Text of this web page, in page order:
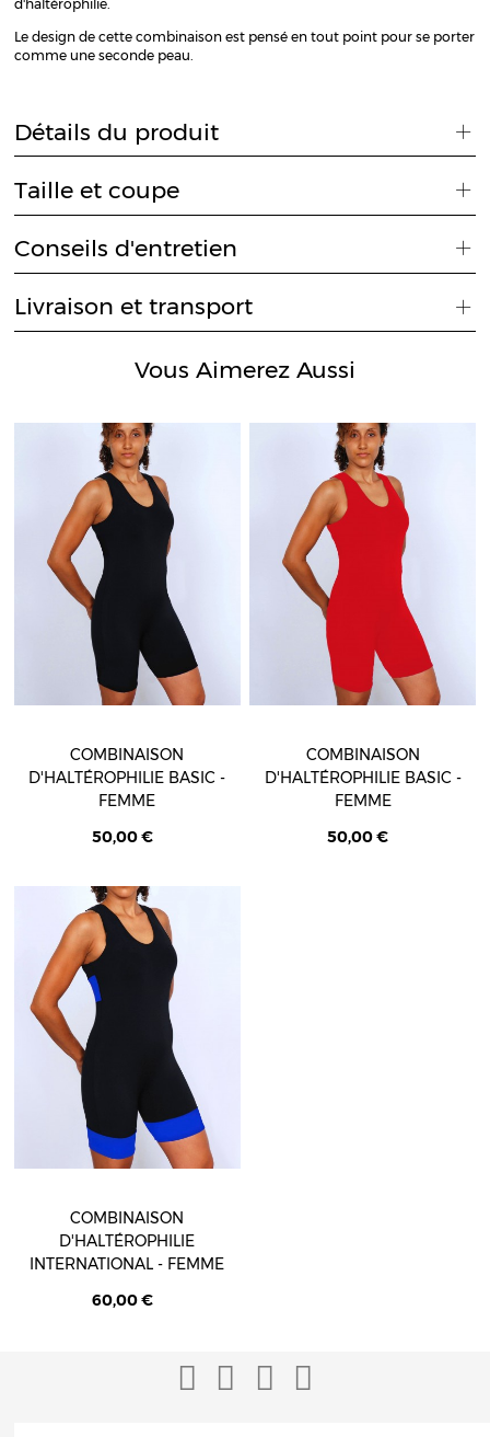
d'haltérophilie.
Le design de cette combinaison est pensé en tout point pour se porter
comme une seconde peau.
Détails du produit
Taille et coupe
Conseils d'entretien
Livraison et transport
Vous Aimerez Aussi
COMBINAISON
D'HALTÉROPHILIE BASIC -
FEMME
50,00 €
COMBINAISON
D'HALTÉROPHILIE BASIC -
FEMME
50,00 €
COMBINAISON
D'HALTÉROPHILIE
INTERNATIONAL - FEMME
60,00 €